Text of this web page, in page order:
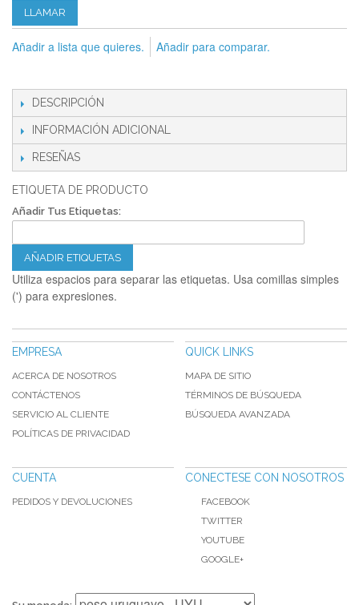
LLAMAR
Añadir a lista que quieres. Añadir para comparar.
DESCRIPCIÓN
INFORMACIÓN ADICIONAL
RESEÑAS
ETIQUETA DE PRODUCTO
Añadir Tus Etiquetas:
AÑADIR ETIQUETAS
Utiliza espacios para separar las etiquetas. Usa comillas simples
(') para expresiones.
EMPRESA
ACERCA DE NOSOTROS
CONTÁCTENOS
SERVICIO AL CLIENTE
POLÍTICAS DE PRIVACIDAD
QUICK LINKS
MAPA DE SITIO
TÉRMINOS DE BÚSQUEDA
BÚSQUEDA AVANZADA
CUENTA
PEDIDOS Y DEVOLUCIONES
CONECTESE CON NOSOTROS
FACEBOOK
TWITTER
YOUTUBE
GOOGLE+